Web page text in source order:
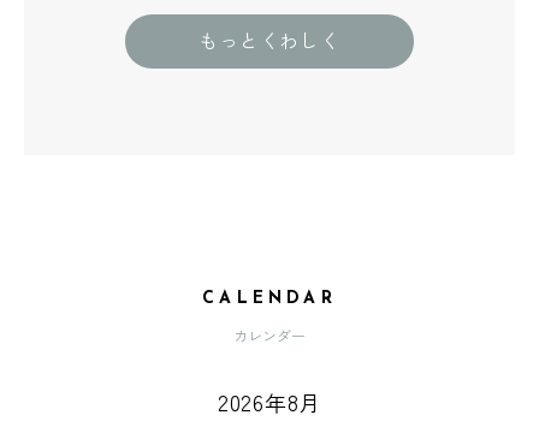
もっとくわしく
CALENDAR
カレンダー
2026年8月